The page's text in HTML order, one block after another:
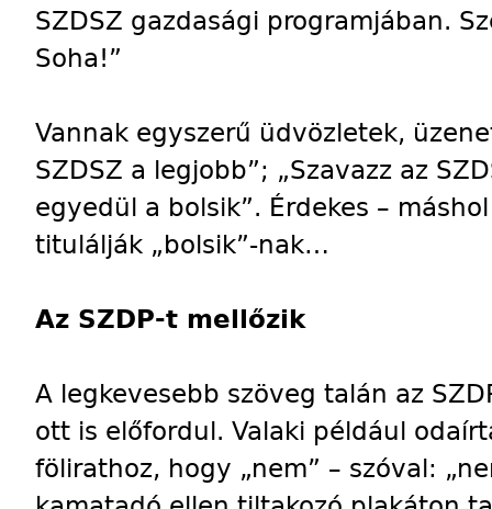
SZDSZ gazdasági programjában.
Soha!”
Vannak egyszerű üdvözletek,
SZDSZ a legjobb”; „Szavazz az
egyedül a bolsik”. Érdekes –
titulálják „bolsik”-nak…
Az SZDP-t mellőzik
A legkevesebb szöveg talán az
ott is előfordul. Valaki például
fölirathoz, hogy „nem” – szóval: